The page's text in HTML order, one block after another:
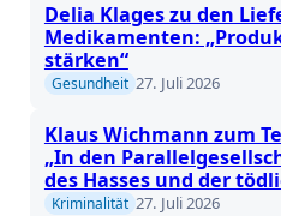
Delia Klages zu den
Medikamenten:
stärken“
Gesundheit 27. Juli 2026
Klaus Wichmann zum
„In den
des Hasses und der
Kriminalität 27. Juli 2026